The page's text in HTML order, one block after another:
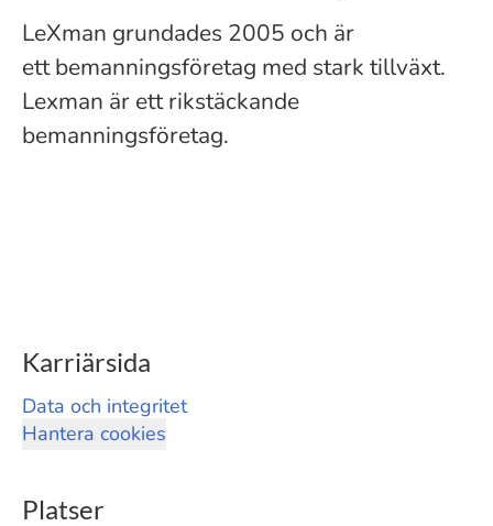
LeXman grundades 2005 och är
ett bemanningsföretag med stark tillväxt.
Lexman är ett rikstäckande
bemanningsföretag.
Karriärsida
Data och integritet
Hantera cookies
Platser